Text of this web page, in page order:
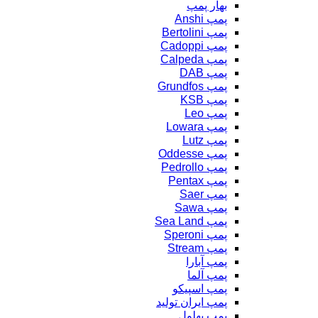
بهار پمپ
پمپ Anshi
پمپ Bertolini
پمپ Cadoppi
پمپ Calpeda
پمپ DAB
پمپ Grundfos
پمپ KSB
پمپ Leo
پمپ Lowara
پمپ Lutz
پمپ Oddesse
پمپ Pedrollo
پمپ Pentax
پمپ Saer
پمپ Sawa
پمپ Sea Land
پمپ Speroni
پمپ Stream
پمپ آبارا
پمپ آلما
پمپ اسپیکو
پمپ ایران تولید